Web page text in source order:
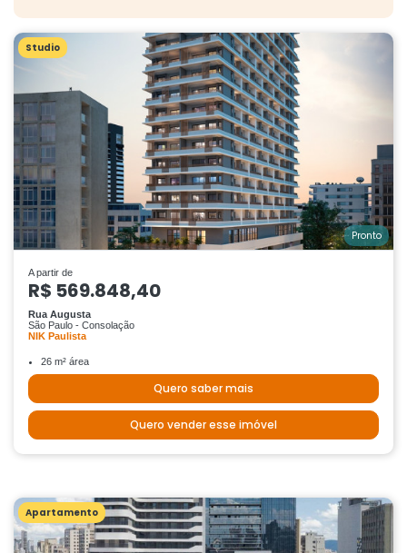
Studio
Pronto
A partir de
R$ 569.848,40
Rua Augusta
São Paulo - Consolação
NIK Paulista
26 m² área
Quero saber mais
Quero vender esse imóvel
Apartamento